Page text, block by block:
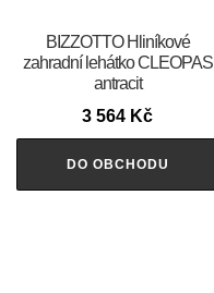
BIZZOTTO Hliníkové
zahradní lehátko CLEOPAS
antracit
3 564 Kč
DO OBCHODU